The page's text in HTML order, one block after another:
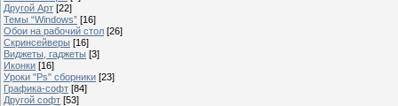
Другой Арт [22]
Темы “Windows” [16]
Обои на рабочий стол [26]
Скринсейверы [16]
Виджеты, гаджеты [3]
Иконки [16]
Уроки "Ps" сборники [23]
Графика-софт [84]
Другой софт [53]